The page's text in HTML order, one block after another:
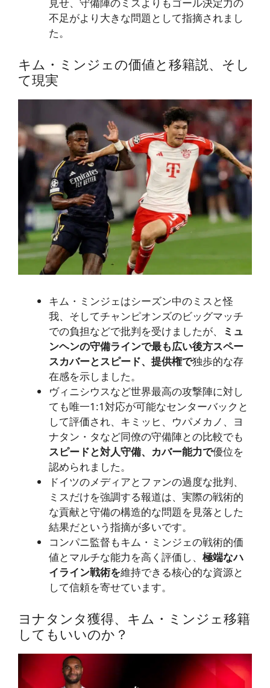
不足がより大きな問題として指摘されまし
た。
キム・ミンジェの価値と移籍説、そし
て現実
キム・ミンジェはシーズン中のミスと怪
我、そしてチャンピオンズのビッグマッチ
での負担などで批判を受けましたが、
ミュ
ンヘンの守備ラインで最も広い後方スペー
スカバーとスピード、提供権で独歩的な存
在感を示しました。
ヴィニシウスなど世界最高の攻撃陣に対し
ても唯一1:1対応が可能なセンターバックと
して評価され、キミッヒ、ウパメカノ、ヨ
ナタン・タなど同僚の守備陣との比較でも
スピードと対人守備、カバー能力で優位を
認められました。
ドイツのメディアとファンの過度な批判、
ミスだけを強調する報道は、実際の戦術的
な貢献と守備の構造的な問題を見落とした
結果だという指摘が多いです。
コンパニ監督もキム・ミンジェの戦術的価
値とマルチな能力を高く評価し、 極端なハ
イライン戦術を維持できる核心的な資源と
して信頼を寄せています。
ヨナタンタ獲得、キム・ミンジェ移籍
してもいいのか？